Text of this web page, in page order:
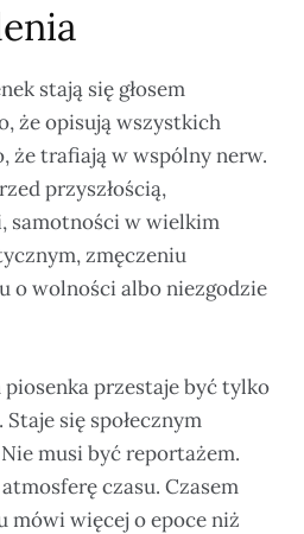
stają się głosem
że opisują wszystkich
że trafiają w wspólny nerw.
przyszłością,
samotności w wielkim
zmęczeniu
o wolności albo niezgodzie
przestaje być tylko
się społecznym
musi być reportażem.
czasu. Czasem
mówi więcej o epoce niż